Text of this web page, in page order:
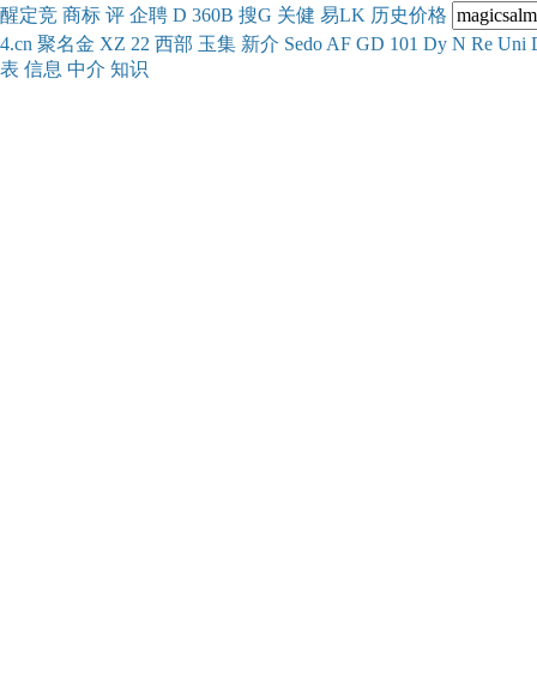
醒定竞 商标 评 企聘 D 360B 搜G 关健 易LK 历史价格
4.cn 聚名金 XZ 22 西部 玉集 新介 Sedo AF GD 101 Dy N Re Uni
表 信息 中介 知识